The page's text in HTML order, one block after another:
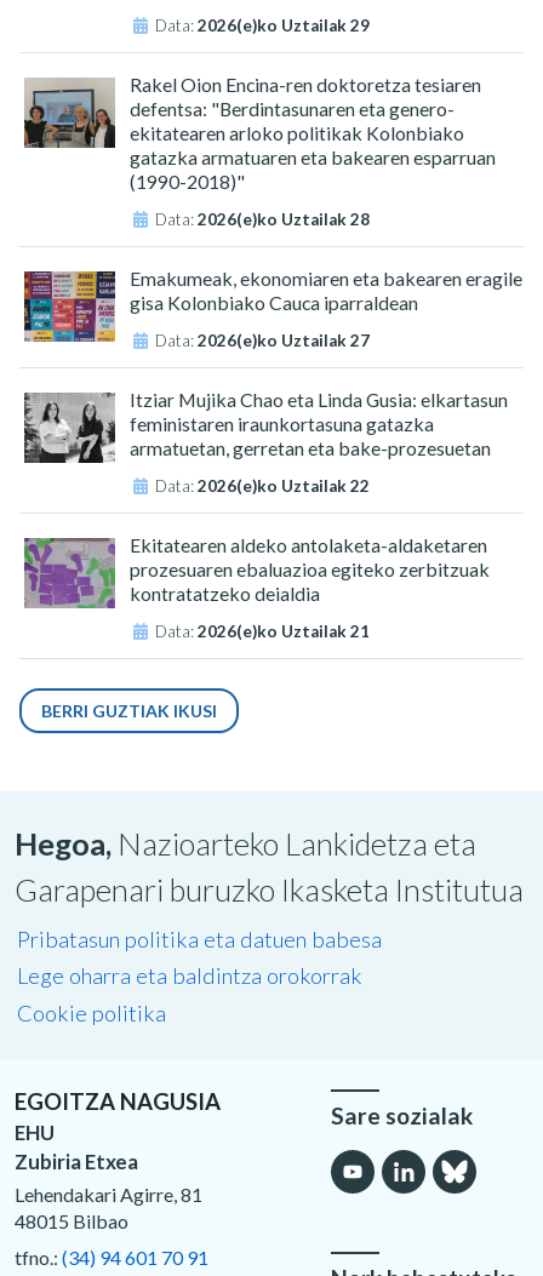
Data:2026(e)ko Uztailak 29
Rakel Oion Encina-ren doktoretza tesiaren
defentsa: "Berdintasunaren eta genero-
ekitatearen arloko politikak Kolonbiako
gatazka armatuaren eta bakearen esparruan
(1990-2018)"
Data:2026(e)ko Uztailak 28
Emakumeak, ekonomiaren eta bakearen eragile
gisa Kolonbiako Cauca iparraldean
Data:2026(e)ko Uztailak 27
Itziar Mujika Chao eta Linda Gusia: elkartasun
feministaren iraunkortasuna gatazka
armatuetan, gerretan eta bake-prozesuetan
Data:2026(e)ko Uztailak 22
Ekitatearen aldeko antolaketa-aldaketaren
prozesuaren ebaluazioa egiteko zerbitzuak
kontratatzeko deialdia
Data:2026(e)ko Uztailak 21
BERRI GUZTIAK IKUSI
Hegoa, Nazioarteko Lankidetza eta
Garapenari buruzko Ikasketa Institutua
Pribatasun politika eta datuen babesa
Lege oharra eta baldintza orokorrak
Cookie politika
EGOITZA NAGUSIA
EHU
Zubiria Etxea
Lehendakari Agirre, 81
48015 Bilbao
tfno.: (34) 94 601 70 91
Sare sozialak